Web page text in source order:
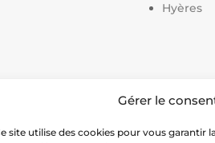
Gérer le
site utilise des cookies pour vous garantir
Hyères
terrain de pickleball|Prix